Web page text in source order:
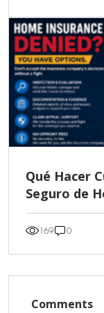
Qué Hacer
Seguro de
169 0
Comments